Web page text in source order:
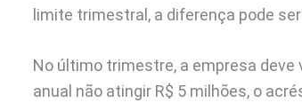
limite trimestral, a diferença pode
No último trimestre, a empresa
anual não atingir R$ 5 milhões, o